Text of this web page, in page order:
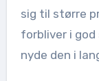
sig til større
forbliver i
nyde den i